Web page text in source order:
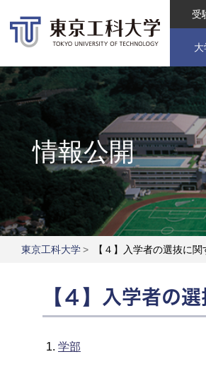
受
情報公開
東京工科大学> 【４】入学者の選抜に関
【４】入学者の
学部